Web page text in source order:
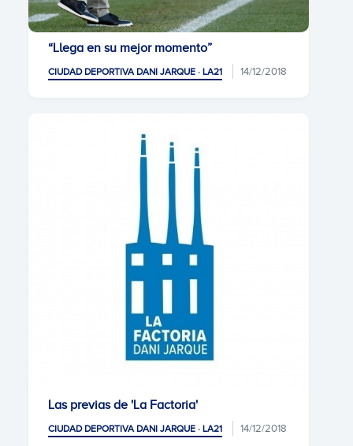
“Llega en su mejor momento”
CIUDAD DEPORTIVA DANI JARQUE · LA21 14/12/2018
Las previas de 'La Factoria'
CIUDAD DEPORTIVA DANI JARQUE · LA21 14/12/2018